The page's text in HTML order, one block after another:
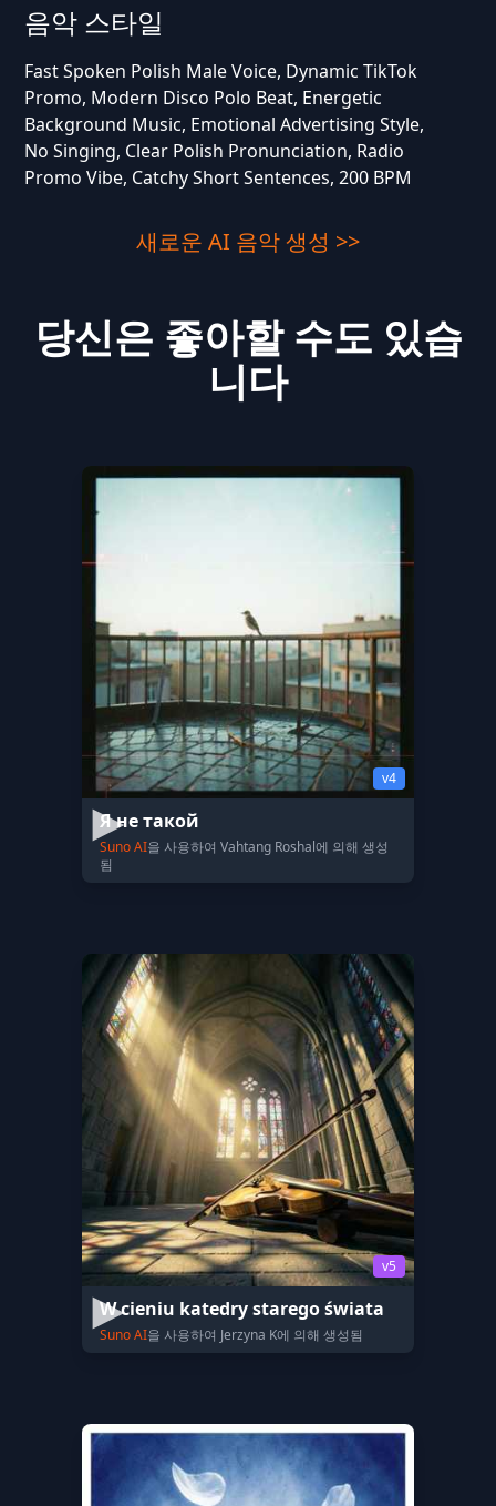
음악 스타일
Fast Spoken Polish Male Voice, Dynamic TikTok
Promo, Modern Disco Polo Beat, Energetic
Background Music, Emotional Advertising Style,
No Singing, Clear Polish Pronunciation, Radio
Promo Vibe, Catchy Short Sentences, 200 BPM
새로운 AI 음악 생성 >>
당신은 좋아할 수도 있습
니다
v4
Я не такой
Suno AI을 사용하여 Vahtang Roshal에 의해 생성
됨
v5
W cieniu katedry starego świata
Suno AI을 사용하여 Jerzyna K에 의해 생성됨